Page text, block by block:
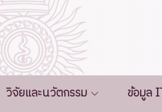
วิจัยและนวัตกรรม ข้อมูล